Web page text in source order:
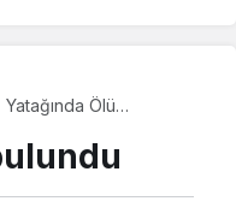
Yatağında Ölü